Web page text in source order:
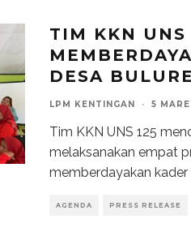
TIM KKN UNS
DESA
LPM KENTINGAN · 5
Tim KKN UNS 125
melaksanakan empat
memberdayakan
AGENDA PRESS RELEASE